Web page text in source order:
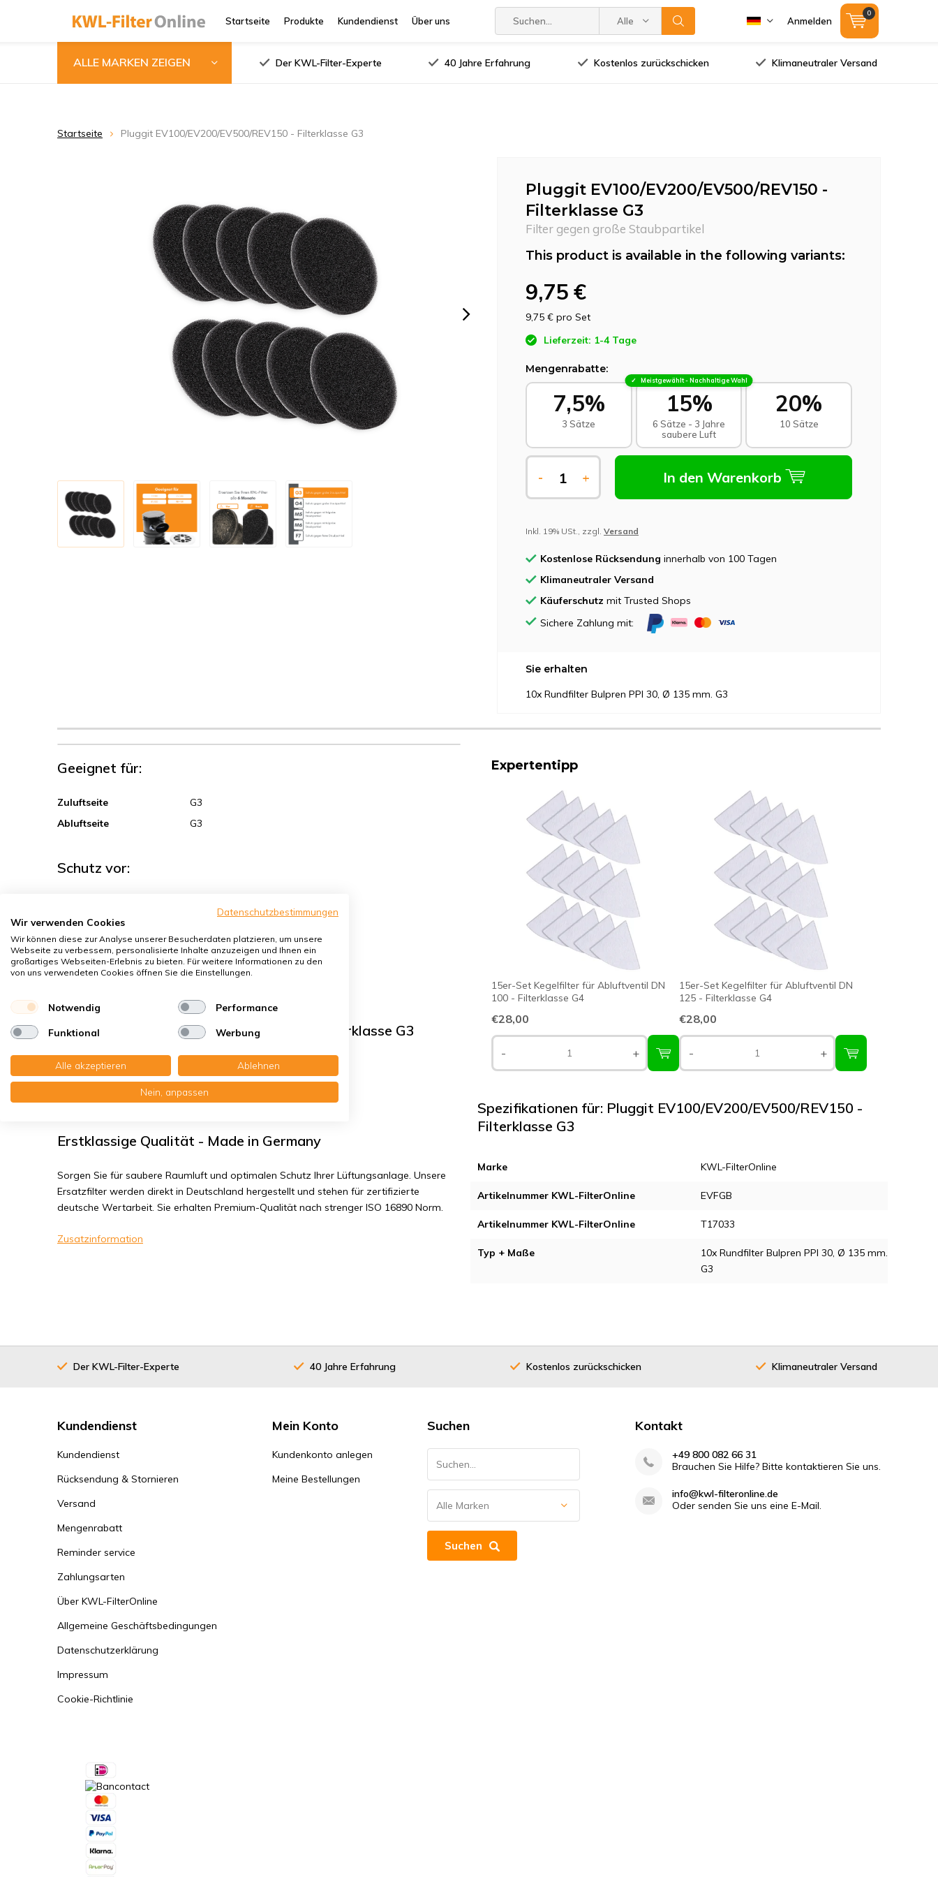
Startseite Produkte Kundendienst Über uns Alle Marken Anmelden
0
ALLE MARKEN ZEIGEN Der KWL-Filter-Experte 40 Jahre Erfahrung Kostenlos zurückschicken Klimaneutraler Versand
Startseite Pluggit EV100/EV200/EV500/REV150 - Filterklasse G3
Pluggit EV100/EV200/EV500/REV150 -
Filterklasse G3
Filter gegen große Staubpartikel
This product is available in the following variants:
9,75 €
9,75 € pro Set
Lieferzeit: 1-4 Tage
Mengenrabatte:
7,5%
3 Sätze
Meistgewählt - Nachhaltige Wahl
15%
6 Sätze - 3 Jahre
saubere Luft
20%
10 Sätze
- + In den Warenkorb
Inkl. 19% USt., zzgl. Versand
Kostenlose Rücksendung innerhalb von 100 Tagen
Klimaneutraler Versand
Käuferschutz mit Trusted Shops
Sichere Zahlung mit:
Sie erhalten
10x Rundfilter Bulpren PPI 30, Ø 135 mm. G3
Geeignet für:
Zuluftseite
G3
Abluftseite
G3
Schutz vor:
Sporen, Pollen
Hausstaubmilben
Bakterien, Smog
Pluggit EV100/EV200/EV500/REV150 - Filterklasse G3
Sie erhalten:10x Rundfilter Bulpren PPI 30, Ø 135 mm. G3
Lesen Sie die komplette Produktbeschreibung
Erstklassige Qualität - Made in Germany
Sorgen Sie für saubere Raumluft und optimalen Schutz Ihrer Lüftungsanlage. Unsere
Ersatzfilter werden direkt in Deutschland hergestellt und stehen für zertifizierte
deutsche Wertarbeit. Sie erhalten Premium-Qualität nach strenger ISO 16890 Norm.
Zusatzinformation
Expertentipp
15er-Set Kegelfilter für Abluftventil DN
100 - Filterklasse G4
€28,00
- +
15er-Set Kegelfilter für Abluftventil DN
125 - Filterklasse G4
€28,00
- +
Spezifikationen für: Pluggit EV100/EV200/EV500/REV150 -
Filterklasse G3
Marke KWL-FilterOnline
Artikelnummer KWL-FilterOnline EVFGB
Artikelnummer KWL-FilterOnline T17033
Typ + Maße
10x Rundfilter Bulpren PPI 30, Ø 135 mm.
G3
Der KWL-Filter-Experte 40 Jahre Erfahrung Kostenlos zurückschicken Klimaneutraler Versand
Kundendienst
Kundendienst
Rücksendung & Stornieren
Versand
Mengenrabatt
Reminder service
Zahlungsarten
Über KWL-FilterOnline
Allgemeine Geschäftsbedingungen
Datenschutzerklärung
Impressum
Cookie-Richtlinie
Mein Konto
Kundenkonto anlegen
Meine Bestellungen
Suchen
Suchen
Kontakt
+49 800 082 66 31
Brauchen Sie Hilfe? Bitte kontaktieren Sie uns.
info@kwl-filteronline.de
Oder senden Sie uns eine E-Mail.
Datenschutzbestimmungen
Wir verwenden Cookies
Wir können diese zur Analyse unserer Besucherdaten platzieren, um unsere
Webseite zu verbessern, personalisierte Inhalte anzuzeigen und Ihnen ein
großartiges Webseiten-Erlebnis zu bieten. Für weitere Informationen zu den
von uns verwendeten Cookies öffnen Sie die Einstellungen.
Notwendig Performance
Funktional Werbung
Alle akzeptieren Ablehnen
Nein, anpassen